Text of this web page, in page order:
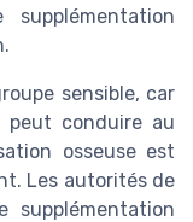
sensible, car
peut conduire au
osseuse est
Les autorités de
supplémentation